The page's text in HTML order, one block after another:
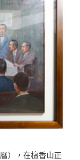
），在檀香山正